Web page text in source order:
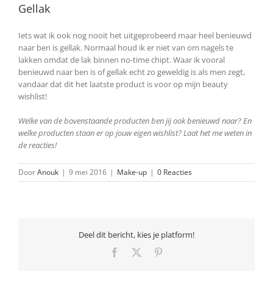
Gellak
Iets wat ik ook nog nooit het uitgeprobeerd maar heel benieuwd
naar ben is gellak. Normaal houd ik er niet van om nagels te
lakken omdat de lak binnen no-time chipt. Waar ik vooral
benieuwd naar ben is of gellak echt zo geweldig is als men zegt,
vandaar dat dit het laatste product is voor op mijn beauty
wishlist!
Welke van de bovenstaande producten ben jij ook benieuwd naar? En
welke producten staan er op jouw eigen wishlist? Laat het me weten in
de reacties!
DoorAnouk | 9 mei 2016 | Make-up | 0 Reacties
Deel dit bericht, kies je platform!
Facebook